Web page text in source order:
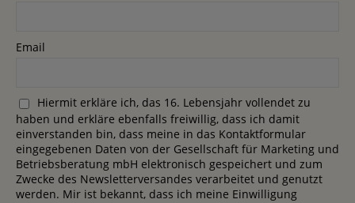
Email
Hiermit erkläre ich, das 16. Lebensjahr vollendet zu
haben und erkläre ebenfalls freiwillig, dass ich damit
einverstanden bin, dass meine in das Kontaktformular
eingegebenen Daten von der Gesellschaft für Marketing und
Betriebsberatung mbH elektronisch gespeichert und zum
Zwecke des Newsletterversandes verarbeitet und genutzt
werden. Mir ist bekannt, dass ich meine Einwilligung